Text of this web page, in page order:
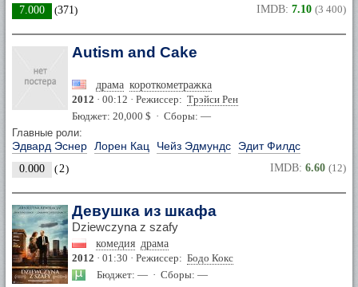
7.000 (371) IMDB: 7.10 (3 400)
Autism and Cake
драма короткометражка
2012 · 00:12 · Режиссер: Трэйси Рен
Бюджет: 20,000 $ · Сборы: —
Главные роли:
Эдвард Эснер Лорен Кац Чейз Эдмундс Эдит Филдс
0.000 (2) IMDB: 6.60 (12)
Девушка из шкафа
Dziewczyna z szafy
комедия драма
2012 · 01:30 · Режиссер: Бодо Кокс
Бюджет: — · Сборы: —